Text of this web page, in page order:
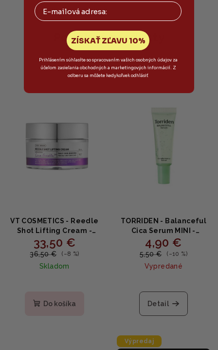
5,0
z
hviezdičiek.
Podobné produkty
VT COSMETICS - Reedle
Shot Lifting Cream -
Liftingový krém s
mikroihličkovou
technológiou 50ml
33,50 €
36,50 € (–8 %)
Skladom
Do košíka
TORRIDEN - Balanceful
Cica Serum MINI -
Upokojujúce sérum s
Centella asiatica 10ml
4,90 €
5,50 € (–10 %)
Vypredané
Detail
Výpredaj
Email
ZÍSKAŤ ZĽAVU 10%
Prihlásením súhlasíte so spracovaním vašich osobných údajov za
účelom zasielania obchodných a marketingových informácií. Z
odberu sa môžete kedykoľvek odhlásiť